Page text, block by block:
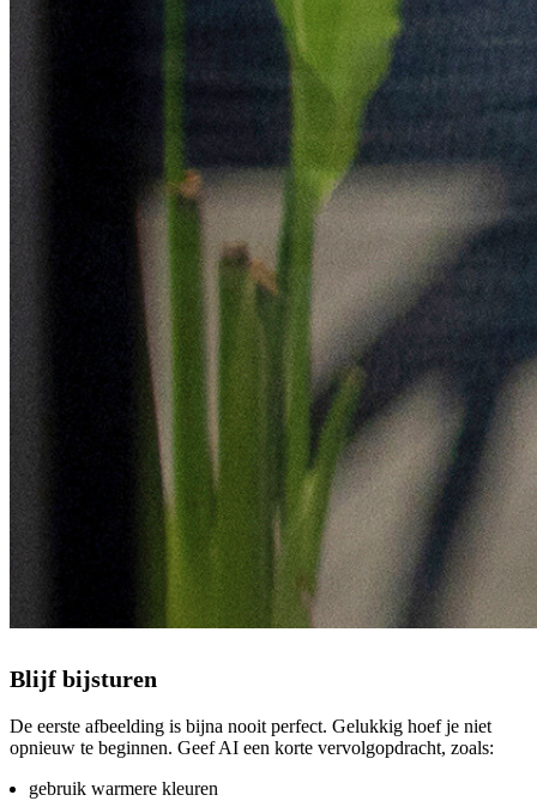
Blijf bijsturen
De eerste afbeelding is bijna nooit perfect. Gelukkig hoef je niet
opnieuw te beginnen. Geef AI een korte vervolgopdracht, zoals:
gebruik warmere kleuren